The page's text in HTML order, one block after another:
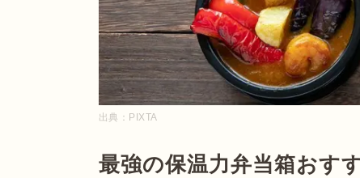
出典： PIXTA
最強の保温力弁当箱おす